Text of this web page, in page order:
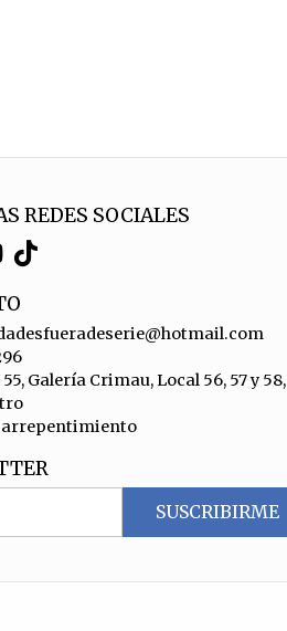
REDES SOCIALES
55, Galería Crimau, Local 56, 57 y 58,
arrepentimiento
SUSCRIBIRME